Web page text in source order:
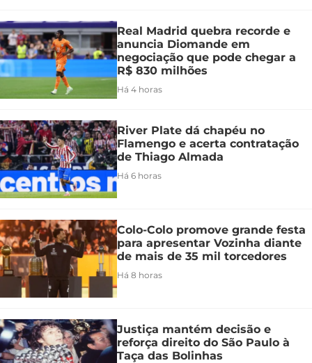
Real Madrid quebra recorde e
anuncia Diomande em
negociação que pode chegar a
R$ 830 milhões
Há 4 horas
River Plate dá chapéu no
Flamengo e acerta contratação
de Thiago Almada
Há 6 horas
Colo-Colo promove grande festa
para apresentar Vozinha diante
de mais de 35 mil torcedores
Há 8 horas
Justiça mantém decisão e
reforça direito do São Paulo à
Taça das Bolinhas